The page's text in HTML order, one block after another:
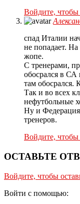
Войдите, чтобы
спад Италии
не попадает.
жопе.
С тренерами,
обосрался в СА
там обосрался.
Так и во всех
нефутбольные
Ну и
тренеров.
Войдите, чтобы
ОСТАВЬТЕ
Войдите, чтобы
Войти с помощью: